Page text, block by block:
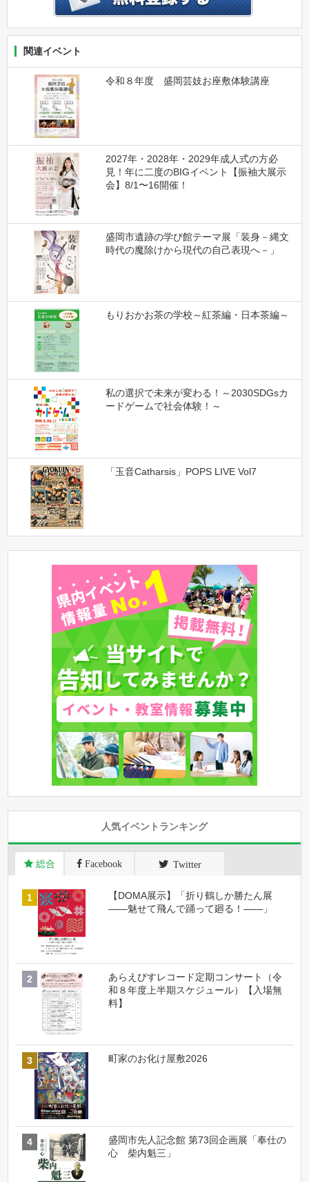
関連イベント
令和８年度 盛岡芸妓お座敷体験講座
2027年・2028年・2029年成人式の方必
見！年に二度のBIGイベント【振袖大展示
会】8/1〜16開催！
盛岡市遺跡の学び館テーマ展「装身－縄文
時代の魔除けから現代の自己表現へ－」
もりおかお茶の学校～紅茶編・日本茶編～
私の選択で未来が変わる！～2030SDGsカ
ードゲームで社会体験！～
「玉音Catharsis」POPS LIVE Vol7
人気イベントランキング
総合 Facebook Twitter
【DOMA展示】「折り鶴しか勝たん展
――魅せて飛んで踊って廻る！――」
あらえびすレコード定期コンサート（令
和８年度上半期スケジュール）【入場無
料】
町家のお化け屋敷2026
盛岡市先人記念館 第73回企画展「奉仕の
心 柴内魁三」